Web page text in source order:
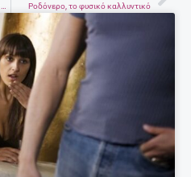
Ροδόνερο, το φυσικό καλλυντικό